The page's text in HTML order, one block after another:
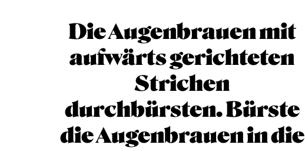
Die Augenbrauen mit
aufwärts gerichteten
Strichen
durchbürsten. Bürste
die Augenbrauen in die